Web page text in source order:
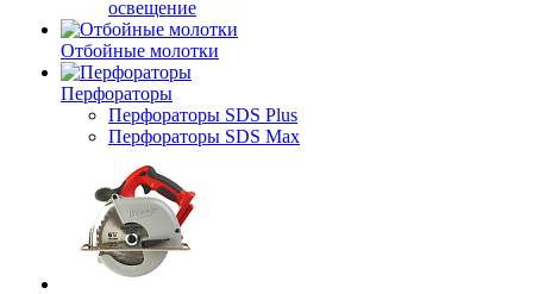
освещение
Отбойные молотки
Перфораторы
Перфораторы SDS Plus
Перфораторы SDS Max